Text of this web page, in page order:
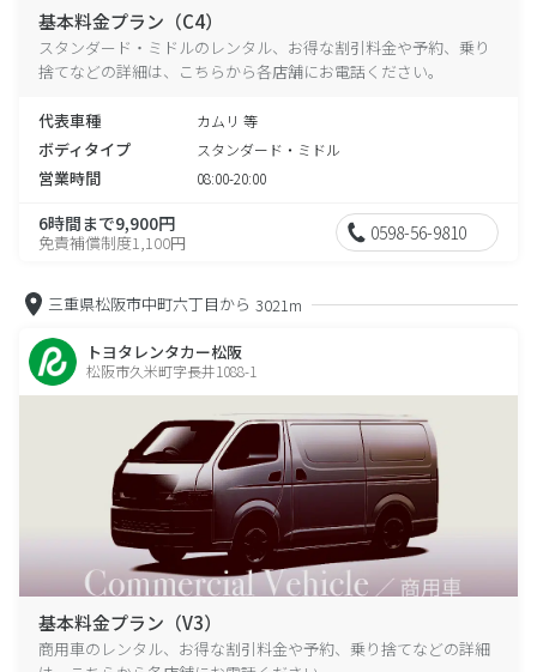
基本料金プラン（C4）
スタンダード・ミドルのレンタル、お得な割引料金や予約、乗り
捨てなどの詳細は、こちらから各店舗にお電話ください。
代表車種 カムリ 等
ボディタイプ スタンダード・ミドル
営業時間 08:00-20:00
6時間まで9,900円
免責補償制度1,100円 0598-56-9810
三重県松阪市中町六丁目から 3021m
トヨタレンタカー松阪
松阪市久米町字長井1088-1
基本料金プラン（V3）
商用車のレンタル、お得な割引料金や予約、乗り捨てなどの詳細